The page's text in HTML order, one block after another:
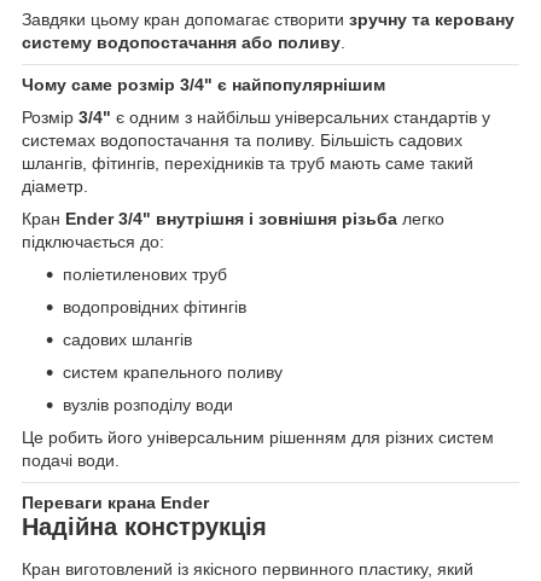
Завдяки цьому кран допомагає створити зручну та керовану
систему водопостачання або поливу
Чому саме розмір 3/4" є найпопулярнішим
Розмір 3/4" є одним з найбільш універсальних стандартів у
системах водопостачання та поливу. Більшість садових
шлангів, фітингів, перехідників та труб мають саме такий
діаметр.
Кран Ender 3/4" внутрішня і зовнішня різьба легко
підключається до:
поліетиленових труб
водопровідних фітингів
садових шлангів
систем крапельного поливу
вузлів розподілу води
Це робить його універсальним рішенням для різних систем
подачі води.
Переваги крана Ender
Надійна конструкція
Кран виготовлений із якісного первинного пластику, який